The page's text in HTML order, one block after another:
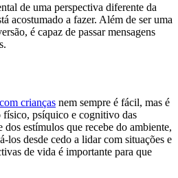
de uma perspectiva diferente da
acostumado a fazer. Além de ser uma
é capaz de passar mensagens
crianças nem sempre é fácil, mas é
psíquico e cognitivo das
dos estímulos que recebe do ambiente,
los desde cedo a lidar com situações e
de vida é importante para que